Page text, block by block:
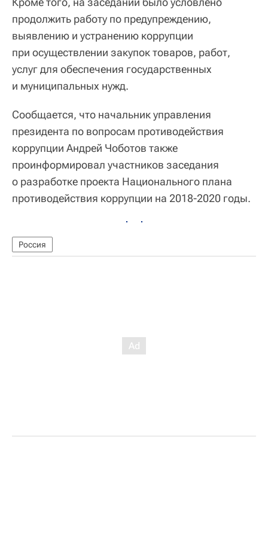
продолжить работу по предупреждению,
выявлению и устранению коррупции
при осуществлении закупок товаров, работ,
услуг для обеспечения государственных
и муниципальных нужд.
Сообщается, что начальник управления
президента по вопросам противодействия
коррупции Андрей Чоботов также
проинформировал участников заседания
о разработке проекта Национального плана
противодействия коррупции на 2018-2020 годы.
Россия